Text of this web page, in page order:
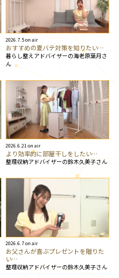
2026.7.5 on air
おすすめの夏バテ対策を知りたい…
暮らし整えアドバイザーの海老原葉月さ
ん
2026.6.21 on air
より効率的に部屋干しをしたい…
整理収納アドバイザーの鈴木久美子さん
2026.6.7 on air
お父さんが喜ぶプレゼントを贈りた
い…
整理収納アドバイザーの鈴木久美子さん